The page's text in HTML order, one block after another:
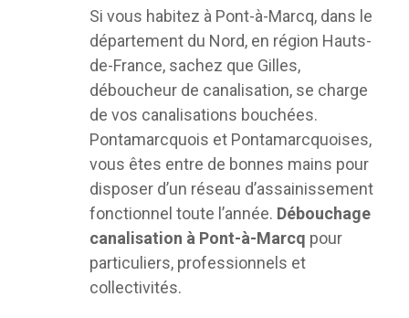
Si vous habitez à Pont-à-Marcq, dans le
département du Nord, en région Hauts-
de-France, sachez que Gilles,
déboucheur de canalisation, se charge
de vos canalisations bouchées.
Pontamarcquois et Pontamarcquoises,
vous êtes entre de bonnes mains pour
disposer d’un réseau d’assainissement
fonctionnel toute l’année. Débouchage
canalisation à Pont-à-Marcq pour
particuliers, professionnels et
collectivités.